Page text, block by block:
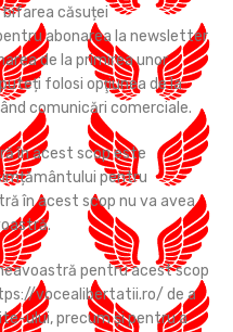
căsuței
abonarea la newsletter
de la primirea unor
folosi opţiunea de la
comunicări comerciale.
în acest scop este
pentru
în acest scop nu va avea
pentru acest scop
vocealibertatii.ro/ de a
ului, precum și pentru a